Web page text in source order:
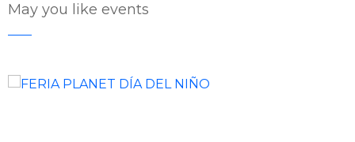
May you like events